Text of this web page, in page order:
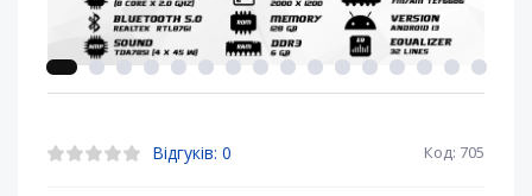
Відгуків: 0 Код: 705